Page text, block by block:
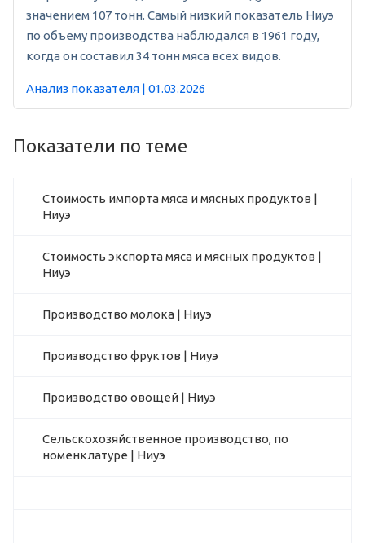
значением 107 тонн. Самый низкий показатель Ниуэ
по объему производства наблюдался в 1961 году,
когда он составил 34 тонн мяса всех видов.
Анализ показателя | 01.03.2026
Показатели по теме
Стоимость импорта мяса и мясных продуктов |
Ниуэ
Стоимость экспорта мяса и мясных продуктов |
Ниуэ
Производство молока | Ниуэ
Производство фруктов | Ниуэ
Производство овощей | Ниуэ
Сельскохозяйственное производство, по
номенклатуре | Ниуэ